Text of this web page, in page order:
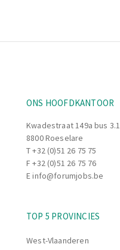
ONS HOOFDKANTOOR
Kwadestraat 149a bus 3.1
8800 Roeselare
T+32 (0)51 26 75 75
F +32 (0)51 26 75 76
Einfo@forumjobs.be
TOP 5 PROVINCIES
West-Vlaanderen